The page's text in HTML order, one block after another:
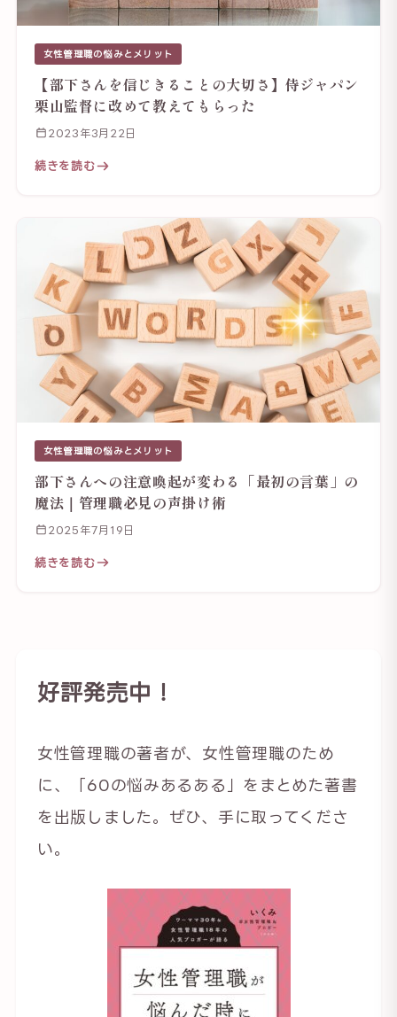
女性管理職の悩みとメリット
【部下さんを信じきることの大切さ】侍ジャパン
栗山監督に改めて教えてもらった
2023年3月22日
続きを読む
女性管理職の悩みとメリット
部下さんへの注意喚起が変わる「最初の言葉」の
魔法｜管理職必見の声掛け術
2025年7月19日
続きを読む
好評発売中！
女性管理職の著者が、女性管理職のため
に、「60の悩みあるある」をまとめた著書
を出版しました。ぜひ、手に取ってくださ
い。